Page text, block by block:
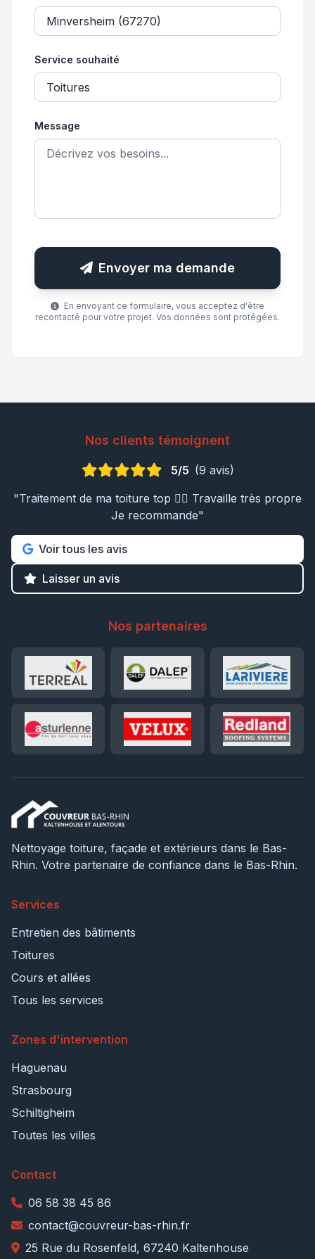
Service souhaité
Message
Envoyer ma demande
En envoyant ce formulaire, vous acceptez d'être
recontacté pour votre projet. Vos données sont protégées.
Nos clients témoignent
5/5 (9 avis)
"Traitement de ma toiture top 👍🏼 Travaille très propre
Je recommande"
Voir tous les avis
Laisser un avis
Nos partenaires
Nettoyage toiture, façade et extérieurs dans le Bas-
Rhin. Votre partenaire de confiance dans le Bas-Rhin.
Services
Entretien des bâtiments
Toitures
Cours et allées
Tous les services
Zones d'intervention
Haguenau
Strasbourg
Schiltigheim
Toutes les villes
Contact
06 58 38 45 86
contact@couvreur-bas-rhin.fr
25 Rue du Rosenfeld, 67240 Kaltenhouse